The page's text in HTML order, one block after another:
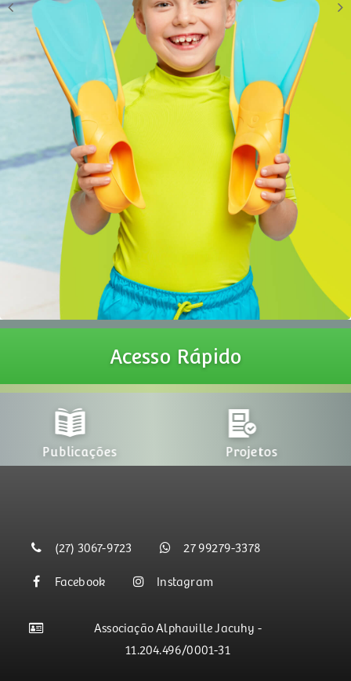
Acesso Rápido
Publicações Projetos
(27) 3067-9723 27 99279-3378
Facebook Instagram
Associação Alphaville Jacuhy -
11.204.496/0001-31